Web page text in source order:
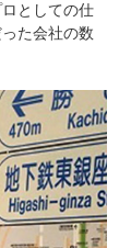
としての仕
た会社の数